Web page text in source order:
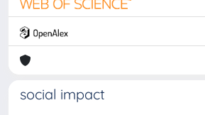
social impact